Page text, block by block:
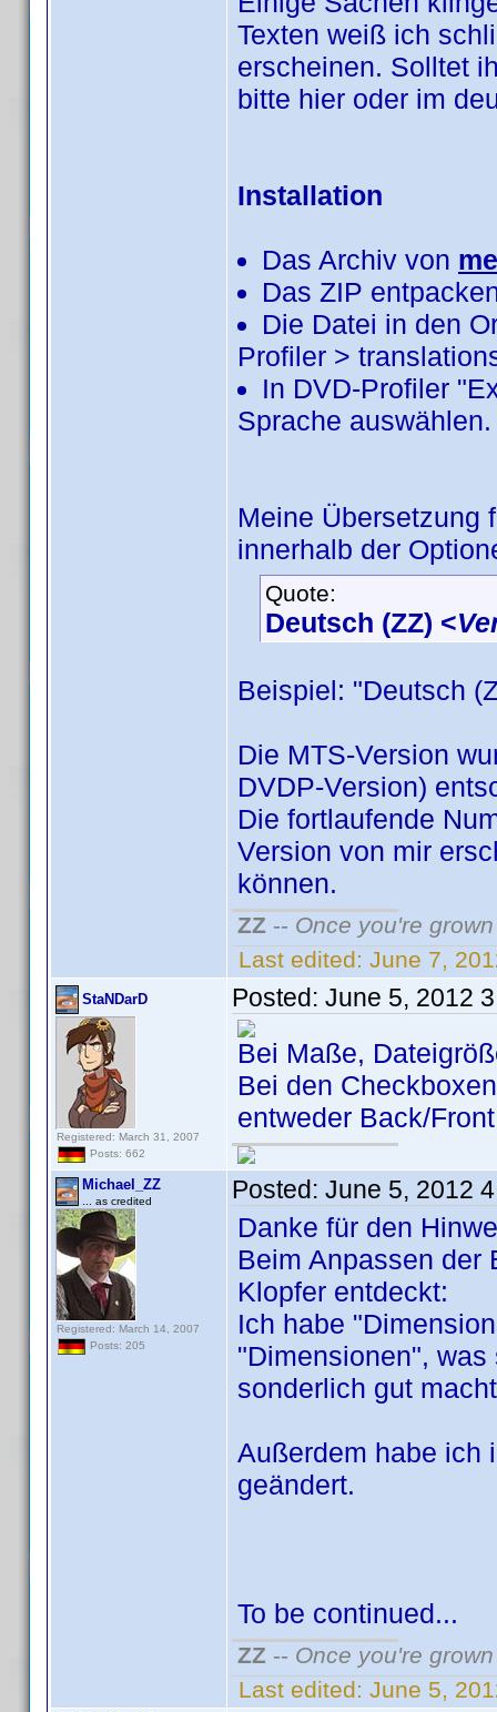
Texten weiß ich
erscheinen. Solltet
bitte hier oder im
Installation
Das Archiv von
Das ZIP
Die Datei in den
Profiler >
In DVD-Profiler
Sprache auswählen.
Meine Übersetzung
innerhalb der
Quote:
Deutsch (ZZ) <
Beispiel: "Deutsch
Die MTS-Version
DVDP-Version)
Die fortlaufende
Version von mir
können.
ZZ -- Once you're
Last edited: June 7,
StaNDarD
Registered: March 31, 2007
Posts: 662
Posted: June 5, 2012
Bei Maße,
Bei den
entweder Back/
Michael_ZZ
... as credited
Registered: March 14, 2007
Posts: 205
Posted: June 5, 2012
Danke für den
Beim Anpassen der
Klopfer entdeckt:
Ich habe
"Dimensionen",
sonderlich gut
Außerdem habe ich
geändert.
To be continued...
ZZ -- Once you're
Last edited: June 5,